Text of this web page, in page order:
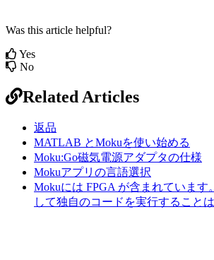
Was this article helpful?
Yes
No
Related Articles
返品
MATLAB とMokuを使い始める
Moku:Go磁気電源アダプタの仕様
Mokuアプリの言語選択
Mokuには FPGA が含まれています
して独自のコードを実行すること